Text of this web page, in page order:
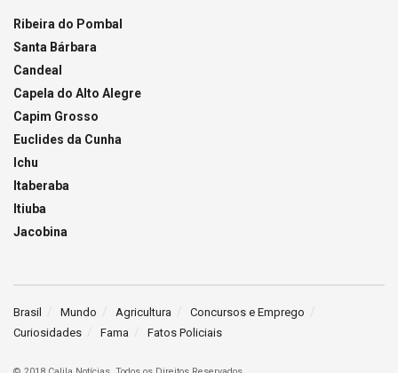
Ribeira do Pombal
Santa Bárbara
Candeal
Capela do Alto Alegre
Capim Grosso
Euclides da Cunha
Ichu
Itaberaba
Itiuba
Jacobina
Brasil Mundo Agricultura
Concursos e Emprego
Curiosidades
Fama Fatos Policiais